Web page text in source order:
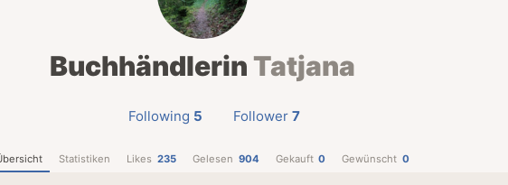
Buchhändlerin Tatjana
Following 5 Follower 7
Statistiken Likes 235 Gelesen 904 Gekauft 0 Gewünscht 0